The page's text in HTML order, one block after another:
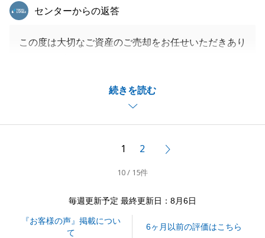
続きを読む
東急リバブル
センターからの返答
この度は大切なご資産のご売却をお任せいただきあり
力があってのことですので、重ねて御礼申し上げま
また貴重なご意見、誠にありがとうございます。
1 2
10 / 15件
毎週更新予定 最終更新日：8月6日
『お客様の声』掲載につい
て
6ヶ月以前の評価はこちら